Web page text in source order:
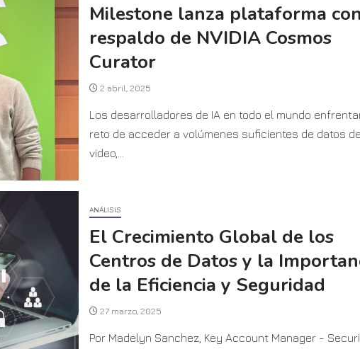
Milestone lanza plataforma con
respaldo de NVIDIA Cosmos
Curator
2 abril, 2025
Los desarrolladores de IA en todo el mundo
reto de acceder a volúmenes suficientes de datos de
video,...
ANÁLISIS
El Crecimiento Global de los
Centros de Datos y la
de la Eficiencia y Seguridad
27 marzo, 2025
Por Madelyn Sanchez, Key Account Manager -